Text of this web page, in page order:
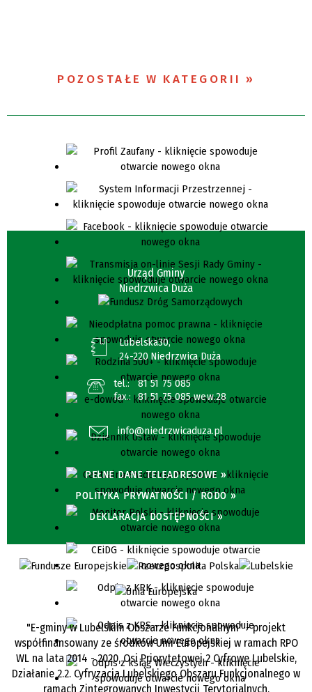
POZOSTAŁE W KATEGORII
Urząd Gminy
Niedrzwica Duża
Lubelska30,
24-220 Niedrzwica Duża
tel.:
81 51 75 085
fax.:
81 51 75 085 wew.28
info@niedrzwicaduza.pl
PEŁNE DANE TELEADRESOWE »
POLITYKA PRYWATNOŚCI / RODO »
DEKLARACJA DOSTĘPNOŚCI »
"E-gminy w Lubelskim Obszarze Funkcjonalnym" - projekt
współfinansowany ze środków Unii Europejskiej w ramach RPO
WL na lata 2014 - 2020, Osi Priorytetowej 2 Cyfrowe Lubelskie,
Działanie 2.2. Cyfryzacja Lubelskiego Obszaru Funkcjonalnego w
ramach Zintegrowanych Inwestycji Terytorialnych.